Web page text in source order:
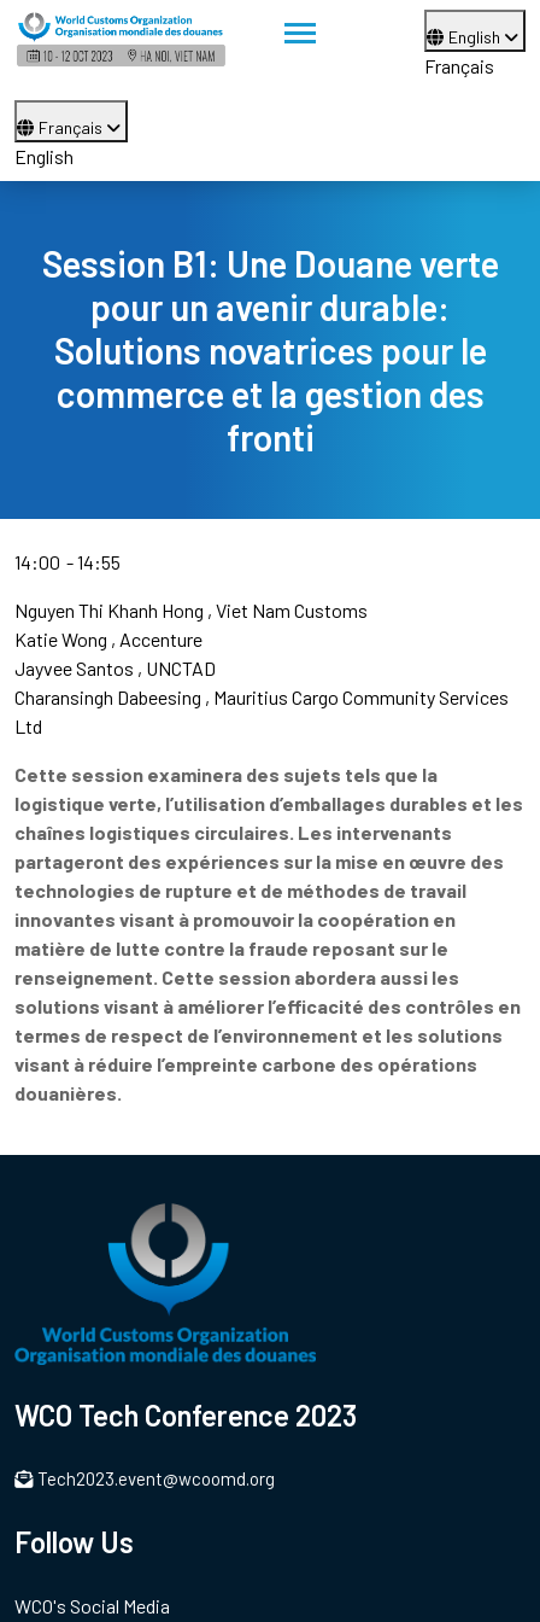
English
Français
Français
English
Session B1: Une Douane verte
pour un avenir durable:
Solutions novatrices pour le
commerce et la gestion des
fronti
14:00 14:55
Nguyen Thi Khanh Hong Viet Nam Customs
Katie Wong
Accenture
Jayvee Santos
UNCTAD
Charansingh Dabeesing
Mauritius Cargo Community Services
Ltd
Cette session examinera des sujets tels que la
logistique verte, l’utilisation d’emballages durables et les
chaînes logistiques circulaires. Les intervenants
partageront des expériences sur la mise en œuvre des
technologies de rupture et de méthodes de travail
innovantes visant à promouvoir la coopération en
matière de lutte contre la fraude reposant sur le
renseignement. Cette session abordera aussi les
solutions visant à améliorer l’efficacité des contrôles en
termes de respect de l’environnement et les solutions
visant à réduire l’empreinte carbone des opérations
douanières.
WCO Tech Conference 2023
Tech2023.event@wcoomd.org
Follow Us
WCO's Social Media